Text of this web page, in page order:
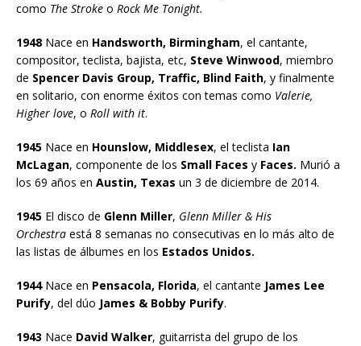
como The Stroke o Rock Me Tonight.
1948 Nace en Handsworth, Birmingham, el cantante,
compositor, teclista, bajista, etc, Steve Winwood, miembro
de Spencer Davis Group, Traffic, Blind Faith, y finalmente
en solitario, con enorme éxitos con temas como Valerie,
Higher love, o Roll with it.
1945 Nace en Hounslow, Middlesex, el teclista Ian
McLagan, componente de los Small Faces y Faces. Murió a
los 69 años en Austin, Texas un 3 de diciembre de 2014.
1945 El disco de Glenn Miller, Glenn Miller & His
Orchestra está 8 semanas no consecutivas en lo más alto de
las listas de álbumes en los Estados Unidos.
1944Nace en Pensacola, Florida, el cantante James Lee
Purify, del dúo James & Bobby Purify.
1943 Nace David Walker, guitarrista del grupo de los